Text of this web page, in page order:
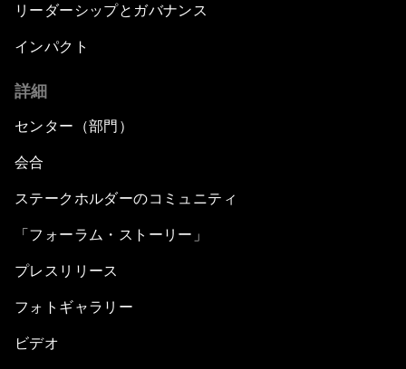
リーダーシップとガバナンス
インパクト
詳細
センター（部門）
会合
ステークホルダーのコミュニティ
「フォーラム・ストーリー」
プレスリリース
フォトギャラリー
ビデオ